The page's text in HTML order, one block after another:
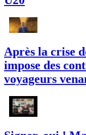
Après la crise
impose des
voyageurs